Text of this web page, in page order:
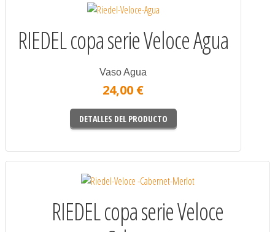
RIEDEL copa serie Veloce Agua
Vaso Agua
24,00 €
DETALLES DEL PRODUCTO
RIEDEL copa serie Veloce